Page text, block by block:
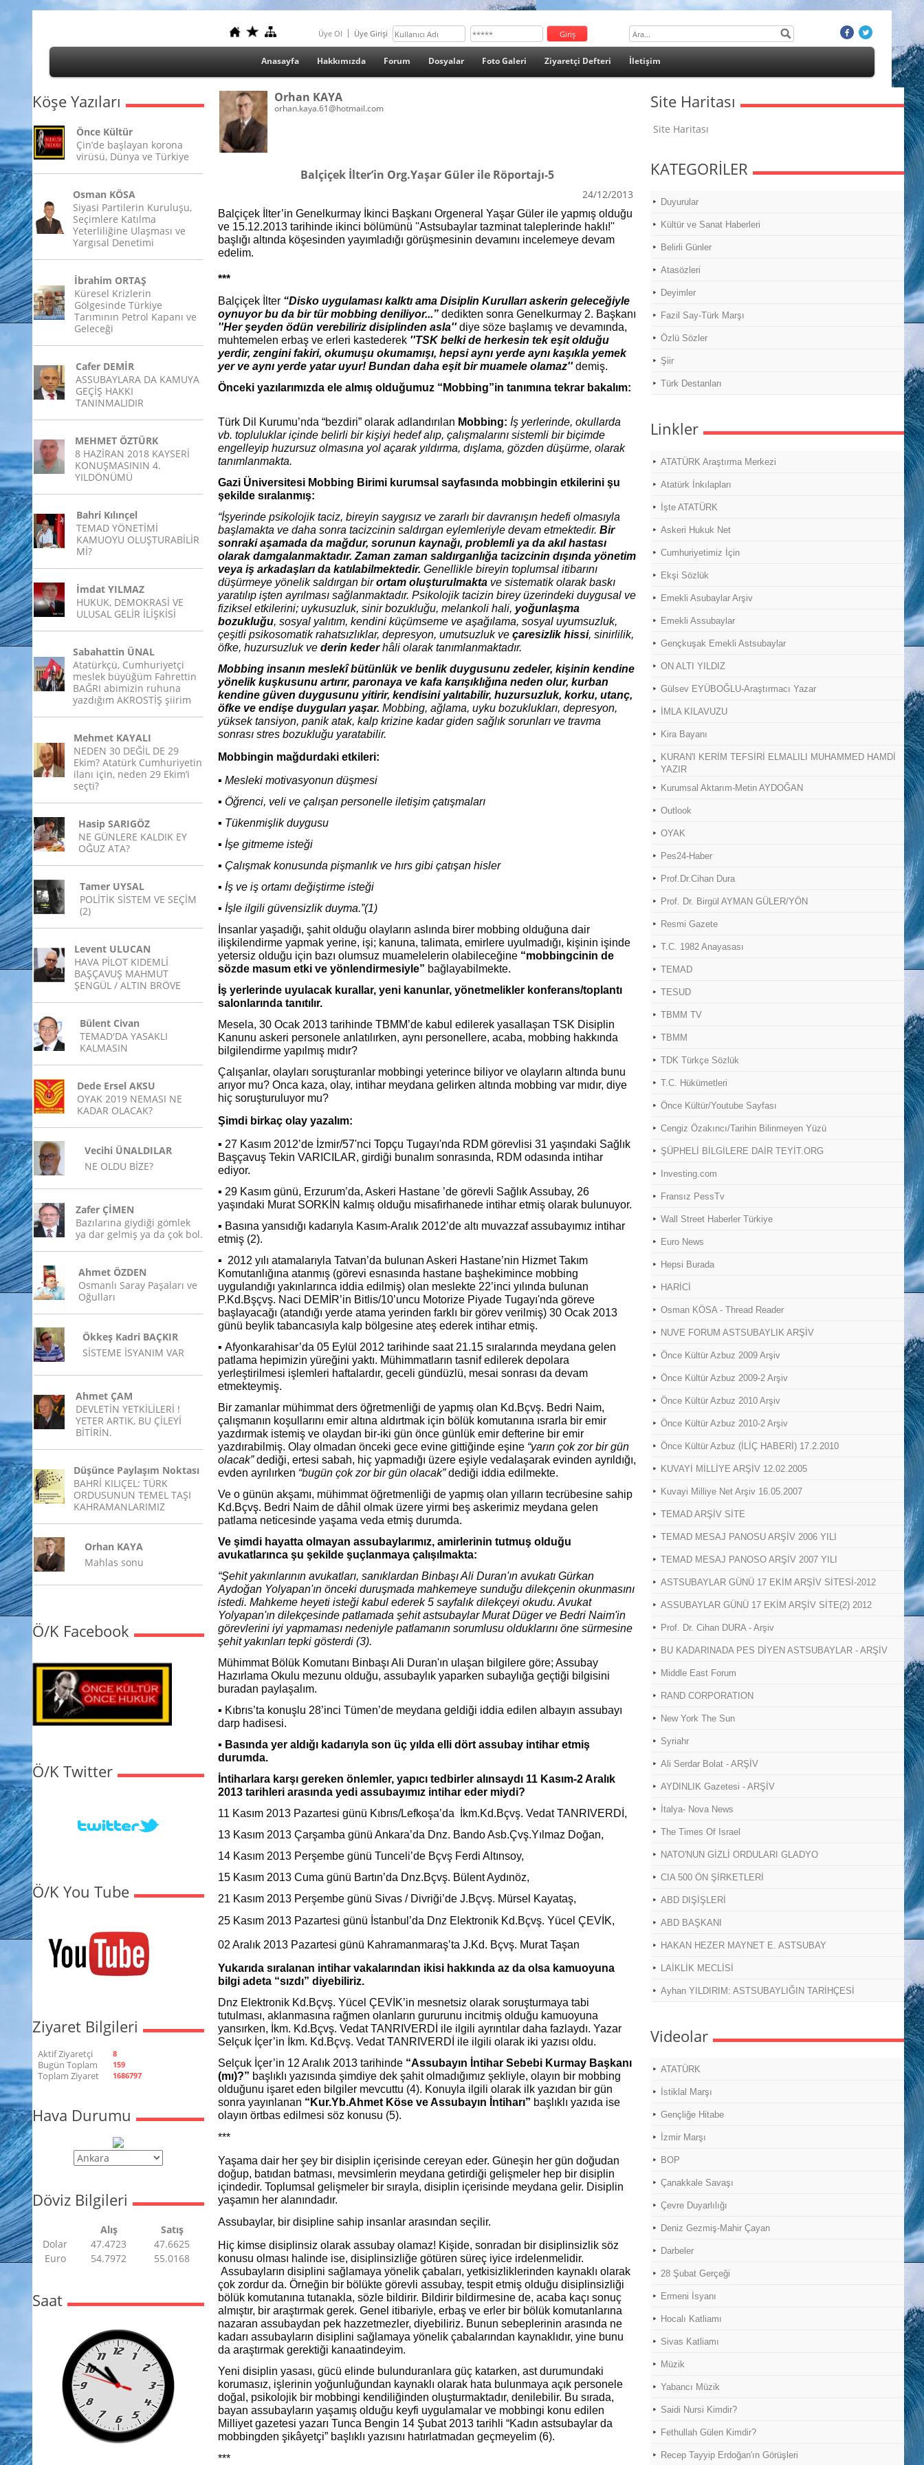
Üye Ol Üye Girişi
Anasayfa Hakkımızda Forum Dosyalar Foto Galeri Ziyaretçi Defteri İletişim
Köşe Yazıları
Önce Kültür
Çin’de başlayan korona
virüsü, Dünya ve Türkiye
Osman KÖSA
Siyasi Partilerin Kuruluşu,
Seçimlere Katılma
Yeterliliğine Ulaşması ve
Yargısal Denetimi
İbrahim ORTAŞ
Küresel Krizlerin
Gölgesinde Türkiye
Tarımının Petrol Kapanı ve
Geleceği
Cafer DEMİR
ASSUBAYLARA DA KAMUYA
GEÇİŞ HAKKI
TANINMALIDIR
MEHMET ÖZTÜRK
8 HAZİRAN 2018 KAYSERİ
KONUŞMASININ 4.
YILDÖNÜMÜ
Bahri Kılınçel
TEMAD YÖNETİMİ
KAMUOYU OLUŞTURABİLİR
Mİ?
İmdat YILMAZ
HUKUK, DEMOKRASİ VE
ULUSAL GELİR İLİŞKİSİ
Sabahattin ÜNAL
Atatürkçü, Cumhuriyetçi
meslek büyüğüm Fahrettin
BAĞRI abimizin ruhuna
yazdığım AKROSTİŞ şiirim
Mehmet KAYALI
NEDEN 30 DEĞİL DE 29
Ekim? Atatürk Cumhuriyetin
ilanı için, neden 29 Ekim’i
seçti?
Hasip SARIGÖZ
NE GÜNLERE KALDIK EY
OĞUZ ATA?
Tamer UYSAL
POLİTİK SİSTEM VE SEÇİM
(2)
Levent ULUCAN
HAVA PİLOT KIDEMLİ
BAŞÇAVUŞ MAHMUT
ŞENGÜL / ALTIN BRÖVE
Bülent Civan
TEMAD'DA YASAKLI
KALMASIN
Dede Ersel AKSU
OYAK 2019 NEMASI NE
KADAR OLACAK?
Vecihi ÜNALDILAR
NE OLDU BİZE?
Zafer ÇİMEN
Bazılarına giydiği gömlek
ya dar gelmiş ya da çok bol.
Ahmet ÖZDEN
Osmanlı Saray Paşaları ve
Oğulları
Ökkeş Kadri BAÇKIR
SİSTEME İSYANIM VAR
Ahmet ÇAM
DEVLETİN YETKİLİLERİ !
YETER ARTIK, BU ÇİLEYİ
BİTİRİN.
Düşünce Paylaşım Noktası
BAHRİ KILIÇEL: TÜRK
ORDUSUNUN TEMEL TAŞI
KAHRAMANLARIMIZ
Orhan KAYA
Mahlas sonu
Ö/K Facebook
Ö/K Twitter
Ö/K You Tube
Ziyaret Bilgileri
Aktif Ziyaretçi 8
Bugün Toplam 159
Toplam Ziyaret 1686797
Hava Durumu
Döviz Bilgileri
Alış
Satış
Dolar
47.4723
47.6625
Euro
54.7972 55.0168
Saat
Orhan KAYA
orhan.kaya.61@hotmail.com
Balçiçek İlter’in Org.Yaşar Güler ile Röportajı-5
24/12/2013
Balçiçek İlter’in Genelkurmay İkinci Başkanı Orgeneral Yaşar Güler ile yapmış olduğu
ve 15.12.2013 tarihinde ikinci bölümünü ''Astsubaylar tazminat taleplerinde haklı!''
başlığı altında köşesinden yayımladığı görüşmesinin devamını incelemeye devam
edelim.
***
Balçiçek İlter “Disko uygulaması kalktı ama Disiplin Kurulları askerin geleceğiyle
oynuyor bu da bir tür mobbing deniliyor...” dedikten sonra Genelkurmay 2. Başkanı
''Her şeyden ödün verebiliriz disiplinden asla'' diye söze başlamış ve devamında,
muhtemelen erbaş ve erleri kastederek ''TSK belki de herkesin tek eşit olduğu
yerdir, zengini fakiri, okumuşu okumamışı, hepsi aynı yerde aynı kaşıkla yemek
yer ve aynı yerde yatar uyur! Bundan daha eşit bir muamele olamaz'' demiş.
Önceki yazılarımızda ele almış olduğumuz “Mobbing”in tanımına tekrar bakalım:
Türk Dil Kurumu’nda “bezdiri” olarak adlandırılan Mobbing: İş yerlerinde, okullarda
vb. topluluklar içinde belirli bir kişiyi hedef alıp, çalışmalarını sistemli bir biçimde
engelleyip huzursuz olmasına yol açarak yıldırma, dışlama, gözden düşürme, olarak
tanımlanmakta.
Gazi Üniversitesi Mobbing Birimi kurumsal sayfasında mobbingin etkilerini şu
şekilde sıralanmış:
“İşyerinde psikolojik taciz, bireyin saygısız ve zararlı bir davranışın hedefi olmasıyla
başlamakta ve daha sonra tacizcinin saldırgan eylemleriyle devam etmektedir. Bir
sonraki aşamada da mağdur, sorunun kaynağı, problemli ya da akıl hastası
olarak damgalanmaktadır. Zaman zaman saldırganlığa tacizcinin dışında yönetim
veya iş arkadaşları da katılabilmektedir. Genellikle bireyin toplumsal itibarını
düşürmeye yönelik saldırgan birortam oluşturulmakta ve sistematik olarak baskı
yaratılıp işten ayrılması sağlanmaktadır. Psikolojik tacizin birey üzerindeki duygusal ve
fiziksel etkilerini; uykusuzluk, sinir bozukluğu, melankoli hali, yoğunlaşma
bozukluğu, sosyal yalıtım, kendini küçümseme ve aşağılama, sosyal uyumsuzluk,
çeşitli psikosomatik rahatsızlıklar, depresyon, umutsuzluk ve çaresizlik hissi, sinirlilik,
öfke, huzursuzluk ve derin kederhâli olarak tanımlanmaktadır.
Mobbing insanın meslekî bütünlük ve benlik duygusunu zedeler, kişinin kendine
yönelik kuşkusunu artırır, paronaya ve kafa karışıklığına neden olur, kurban
kendine güven duygusunu yitirir, kendisini yalıtabilir, huzursuzluk, korku, utanç,
öfke ve endişe duyguları yaşar. Mobbing, ağlama, uyku bozuklukları, depresyon,
yüksek tansiyon, panik atak, kalp krizine kadar giden sağlık sorunları ve travma
sonrası stres bozukluğu yaratabilir.
Mobbingin mağdurdaki etkileri:
▪ Mesleki motivasyonun düşmesi
▪ Öğrenci, veli ve çalışan personelle iletişim çatışmaları
▪ Tükenmişlik duygusu
▪ İşe gitmeme isteği
▪ Çalışmak konusunda pişmanlık ve hırs gibi çatışan hisler
▪ İş ve iş ortamı değiştirme isteği
▪ İşle ilgili güvensizlik duyma.”(1)
İnsanlar yaşadığı, şahit olduğu olayların aslında birer mobbing olduğuna dair
ilişkilendirme yapmak yerine, işi; kanuna, talimata, emirlere uyulmadığı, kişinin işinde
yetersiz olduğu için bazı olumsuz muamelelerin olabileceğine “mobbingcinin de
sözde masum etki ve yönlendirmesiyle” bağlayabilmekte.
İş yerlerinde uyulacak kurallar, yeni kanunlar, yönetmelikler konferans/toplantı
salonlarında tanıtılır.
Mesela, 30 Ocak 2013 tarihinde TBMM’de kabul edilerek yasallaşan TSK Disiplin
Kanunu askeri personele anlatılırken, aynı personellere, acaba, mobbing hakkında
bilgilendirme yapılmış mıdır?
Çalışanlar, olayları soruşturanlar mobbingi yeterince biliyor ve olayların altında bunu
arıyor mu? Onca kaza, olay, intihar meydana gelirken altında mobbing var mıdır, diye
hiç soruşturuluyor mu?
Şimdi birkaç olay yazalım:
▪ 27 Kasım 2012’de İzmir/57'nci Topçu Tugayı'nda RDM görevlisi 31 yaşındaki Sağlık
Başçavuş Tekin VARICILAR, girdiği bunalım sonrasında, RDM odasında intihar
ediyor.
▪ 29 Kasım günü, Erzurum’da, Askeri Hastane ’de görevli Sağlık Assubay, 26
yaşındaki Murat SORKİN kalmış olduğu misafirhanede intihar etmiş olarak bulunuyor.
▪ Basına yansıdığı kadarıyla Kasım-Aralık 2012’de altı muvazzaf assubayımız intihar
etmiş (2).
▪ 2012 yılı atamalarıyla Tatvan’da bulunan Askeri Hastane’nin Hizmet Takım
Komutanlığına atanmış (görevi esnasında hastane başhekimince mobbing
uygulandığı yakınlarınca iddia edilmiş) olan meslekte 22’inci yılında bulunan
P.Kd.Bşçvş. Naci DEMİR’in Bitlis/10’uncu Motorize Piyade Tugayı'nda göreve
başlayacağı (atandığı yerde atama yerinden farklı bir görev verilmiş) 30 Ocak 2013
günü beylik tabancasıyla kalp bölgesine ateş ederek intihar etmiş.
▪ Afyonkarahisar’da 05 Eylül 2012 tarihinde saat 21.15 sıralarında meydana gelen
patlama hepimizin yüreğini yaktı. Mühimmatların tasnif edilerek depolara
yerleştirilmesi işlemleri haftalardır, geceli gündüzlü, mesai sonrası da devam
etmekteymiş.
Bir zamanlar mühimmat ders öğretmenliği de yapmış olan Kd.Bçvş. Bedri Naim,
çalışmanın koşullarını emir altına aldırtmak için bölük komutanına ısrarla bir emir
yazdırmak istemiş ve olaydan bir-iki gün önce günlük emir defterine bir emir
yazdırabilmiş. Olay olmadan önceki gece evine gittiğinde eşine “yarın çok zor bir gün
olacak”dediği, ertesi sabah, hiç yapmadığı üzere eşiyle vedalaşarak evinden ayrıldığı,
evden ayrılırken “bugün çok zor bir gün olacak”dediği iddia edilmekte.
Ve o günün akşamı, mühimmat öğretmenliği de yapmış olan yılların tecrübesine sahip
Kd.Bçvş. Bedri Naim de dâhil olmak üzere yirmi beş askerimiz meydana gelen
patlama neticesinde yaşama veda etmiş durumda.
Ve şimdi hayatta olmayan assubaylarımız, amirlerinin tutmuş olduğu
avukatlarınca şu şekilde şuçlanmaya çalışılmakta:
“Şehit yakınlarının avukatları, sanıklardan Binbaşı Ali Duran'ın avukatı Gürkan
Aydoğan Yolyapan'ın önceki duruşmada mahkemeye sunduğu dilekçenin okunmasını
istedi. Mahkeme heyeti isteği kabul ederek 5 sayfalık dilekçeyi okudu. Avukat
Yolyapan'ın dilekçesinde patlamada şehit astsubaylar Murat Düger ve Bedri Naim'in
görevlerini iyi yapmaması nedeniyle patlamanın sorumlusu olduklarını öne sürmesine
şehit yakınları tepki gösterdi (3).
Mühimmat Bölük Komutanı Binbaşı Ali Duran'ın ulaşan bilgilere göre; Assubay
Hazırlama Okulu mezunu olduğu, assubaylık yaparken subaylığa geçtiği bilgisini
buradan paylaşalım.
▪ Kıbrıs’ta konuşlu 28’inci Tümen’de meydana geldiği iddia edilen albayın assubayı
darp hadisesi.
▪ Basında yer aldığı kadarıyla son üç yılda elli dört assubay intihar etmiş
durumda.
İntiharlara karşı gereken önlemler, yapıcı tedbirler alınsaydı 11 Kasım-2 Aralık
2013 tarihleri arasında yedi assubayımız intihar eder miydi?
11 Kasım 2013 Pazartesi günü Kıbrıs/Lefkoşa’da İkm.Kd.Bçvş. Vedat TANRIVERDİ,
13 Kasım 2013 Çarşamba günü Ankara’da Dnz. Bando Asb.Çvş.Yılmaz Doğan,
14 Kasım 2013 Perşembe günü Tunceli’de Bçvş Ferdi Altınsoy,
15 Kasım 2013 Cuma günü Bartın’da Dnz.Bçvş. Bülent Aydınöz,
21 Kasım 2013 Perşembe günü Sivas / Divriği’de J.Bçvş. Mürsel Kayataş,
25 Kasım 2013 Pazartesi günü İstanbul’da Dnz Elektronik Kd.Bçvş. Yücel ÇEVİK,
02 Aralık 2013 Pazartesi günü Kahramanmaraş’ta J.Kd. Bçvş. Murat Taşan
Yukarıda sıralanan intihar vakalarından ikisi hakkında az da olsa kamuoyuna
bilgi adeta “sızdı” diyebiliriz.
Dnz Elektronik Kd.Bçvş. Yücel ÇEVİK’in mesnetsiz olarak soruşturmaya tabi
tutulması, aklanmasına rağmen olanların gururunu incitmiş olduğu kamuoyuna
yansırken, İkm. Kd.Bçvş. Vedat TANRIVERDİ ile ilgili ayrıntılar daha fazlaydı. Yazar
Selçuk İçer’in İkm. Kd.Bçvş. Vedat TANRIVERDİ ile ilgili olarak iki yazısı oldu.
Selçuk İçer’in 12 Aralık 2013 tarihinde “Assubayın İntihar Sebebi Kurmay Başkanı
(mı)?” başlıklı yazısında şimdiye dek şahit olmadığımız şekliyle, olayın bir mobbing
olduğunu işaret eden bilgiler mevcuttu (4). Konuyla ilgili olarak ilk yazıdan bir gün
sonra yayınlanan “Kur.Yb.Ahmet Köse ve Assubayın İntiharı” başlıklı yazıda ise
olayın örtbas edilmesi söz konusu (5).
***
Yaşama dair her şey bir disiplin içerisinde cereyan eder. Güneşin her gün doğudan
doğup, batıdan batması, mevsimlerin meydana getirdiği gelişmeler hep bir disiplin
içindedir. Toplumsal gelişmeler bir sırayla, disiplin içerisinde meydana gelir. Disiplin
yaşamın her alanındadır.
Assubaylar, bir disipline sahip insanlar arasından seçilir.
Hiç kimse disiplinsiz olarak assubay olamaz! Kişide, sonradan bir disiplinsizlik söz
konusu olması halinde ise, disiplinsizliğe götüren süreç iyice irdelenmelidir.
Assubayların disiplini sağlamaya yönelik çabaları, yetkisizliklerinden kaynaklı olarak
çok zordur da. Örneğin bir bölükte görevli assubay, tespit etmiş olduğu disiplinsizliği
bölük komutanına tutanakla, sözle bildirir. Bildirir bildirmesine de, acaba kaçı sonuç
almıştır, bir araştırmak gerek. Genel itibariyle, erbaş ve erler bir bölük komutanlarına
nazaran assubaydan pek hazzetmezler, diyebiliriz. Bunun sebeplerinin arasında ne
kadarı assubayların disiplini sağlamaya yönelik çabalarından kaynaklıdır, yine bunu
da araştırmak gerektiği kanaatindeyim.
Yeni disiplin yasası, gücü elinde bulunduranlara güç katarken, ast durumundaki
korumasız, işlerinin yoğunluğundan kaynaklı olarak hata bulunmaya açık personele
doğal, psikolojik bir mobbingi kendiliğinden oluşturmaktadır, denilebilir. Bu sırada,
bayan assubayların yaşamış olduğu keyfi uygulamalar ve mobbingi konu edilen
Milliyet gazetesi yazarı Tunca Bengin 14 Şubat 2013 tarihli “Kadın astsubaylar da
mobbingden şikâyetçi” başlıklı yazısını hatırlatmadan geçmeyelim (6).
***
Site Haritası
Site Haritası
KATEGORİLER
Duyurular
Kültür ve Sanat Haberleri
Belirli Günler
Atasözleri
Deyimler
Fazil Say-Türk Marşı
Özlü Sözler
Şiir
Türk Destanları
Linkler
ATATÜRK Araştırma Merkezi
Atatürk İnkılapları
İşte ATATÜRK
Askeri Hukuk Net
Cumhuriyetimiz İçin
Ekşi Sözlük
Emekli Asubaylar Arşiv
Emekli Assubaylar
Gençkuşak Emekli Astsubaylar
ON ALTI YILDIZ
Gülsev EYÜBOĞLU-Araştırmacı Yazar
İMLA KILAVUZU
Kira Bayanı
KURAN'I KERİM TEFSİRİ ELMALILI MUHAMMED HAMDİ
YAZIR
Kurumsal Aktarım-Metin AYDOĞAN
Outlook
OYAK
Pes24-Haber
Prof.Dr.Cihan Dura
Prof. Dr. Birgül AYMAN GÜLER/YÖN
Resmi Gazete
T.C. 1982 Anayasası
TEMAD
TESUD
TBMM TV
TBMM
TDK Türkçe Sözlük
T.C. Hükümetleri
Önce Kültür/Youtube Sayfası
Cengiz Özakıncı/Tarihin Bilinmeyen Yüzü
ŞÜPHELİ BİLGİLERE DAİR TEYİT.ORG
Investing.com
Fransız PessTv
Wall Street Haberler Türkiye
Euro News
Hepsi Burada
HARİCİ
Osman KÖSA - Thread Reader
NUVE FORUM ASTSUBAYLIK ARŞİV
Önce Kültür Azbuz 2009 Arşiv
Önce Kültür Azbuz 2009-2 Arşiv
Önce Kültür Azbuz 2010 Arşiv
Önce Kültür Azbuz 2010-2 Arşiv
Önce Kültür Azbuz (İLİÇ HABERİ) 17.2.2010
KUVAYİ MİLLİYE ARŞİV 12.02.2005
Kuvayi Milliye Net Arşiv 16.05.2007
TEMAD ARŞİV SİTE
TEMAD MESAJ PANOSU ARŞİV 2006 YILI
TEMAD MESAJ PANOSO ARŞİV 2007 YILI
ASTSUBAYLAR GÜNÜ 17 EKİM ARŞİV SİTESİ-2012
ASSUBAYLAR GÜNÜ 17 EKİM ARŞİV SİTE(2) 2012
Prof. Dr. Cihan DURA - Arşiv
BU KADARINADA PES DİYEN ASTSUBAYLAR - ARŞİV
Middle East Forum
RAND CORPORATION
New York The Sun
Syriahr
Ali Serdar Bolat - ARŞİV
AYDINLIK Gazetesi - ARŞİV
İtalya- Nova News
The Times Of Israel
NATO'NUN GİZLİ ORDULARI GLADYO
CIA 500 ÖN ŞİRKETLERİ
ABD DIŞİŞLERİ
ABD BAŞKANI
HAKAN HEZER MAYNET E. ASTSUBAY
LAİKLİK MECLİSİ
Ayhan YILDIRIM: ASTSUBAYLIĞIN TARİHÇESİ
Videolar
ATATÜRK
İstiklal Marşı
Gençliğe Hitabe
İzmir Marşı
BOP
Çanakkale Savaşı
Çevre Duyarlılığı
Deniz Gezmiş-Mahir Çayan
Darbeler
28 Şubat Gerçeği
Ermeni İsyanı
Hocalı Katliamı
Sivas Katliamı
Müzik
Yabancı Müzik
Saidi Nursi Kimdir?
Fethullah Gülen Kimdir?
Recep Tayyip Erdoğan'ın Görüşleri